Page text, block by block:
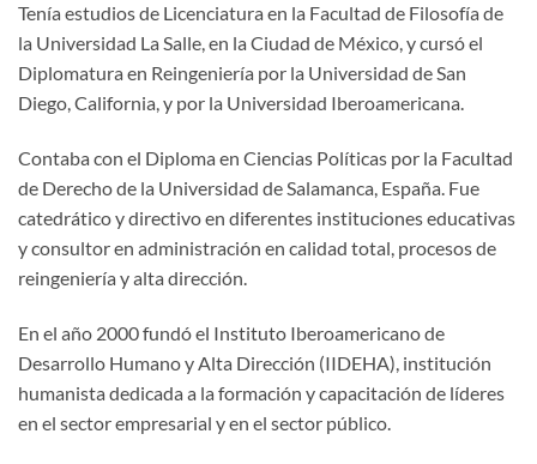
Tenía estudios de Licenciatura en la Facultad de Filosofía de
la Universidad La Salle, en la Ciudad de México, y cursó el
Diplomatura en Reingeniería por la Universidad de San
Diego, California, y por la Universidad Iberoamericana.
Contaba con el Diploma en Ciencias Políticas por la Facultad
de Derecho de la Universidad de Salamanca, España. Fue
catedrático y directivo en diferentes instituciones educativas
y consultor en administración en calidad total, procesos de
reingeniería y alta dirección.
En el año 2000 fundó el Instituto Iberoamericano de
Desarrollo Humano y Alta Dirección (IIDEHA), institución
humanista dedicada a la formación y capacitación de líderes
en el sector empresarial y en el sector público.